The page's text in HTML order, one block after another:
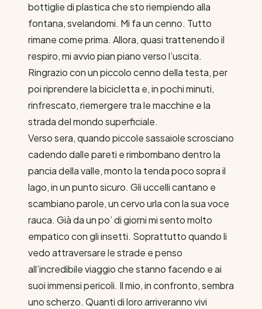
bottiglie di plastica che sto riempiendo alla
fontana, svelandomi. Mi fa un cenno. Tutto
rimane come prima. Allora, quasi trattenendo il
respiro, mi avvio pian piano verso l’uscita.
Ringrazio con un piccolo cenno della testa, per
poi riprendere la bicicletta e, in pochi minuti,
rinfrescato, riemergere tra le macchine e la
strada del mondo superficiale.
Verso sera, quando piccole sassaiole scrosciano
cadendo dalle pareti e rimbombano dentro la
pancia della valle, monto la tenda poco sopra il
lago, in un punto sicuro. Gli uccelli cantano e
scambiano parole, un cervo urla con la sua voce
rauca. Già da un po’ di giorni mi sento molto
empatico con gli insetti. Soprattutto quando li
vedo attraversare le strade e penso
all’incredibile viaggio che stanno facendo e ai
suoi immensi pericoli. Il mio, in confronto, sembra
uno scherzo. Quanti di loro arriveranno vivi